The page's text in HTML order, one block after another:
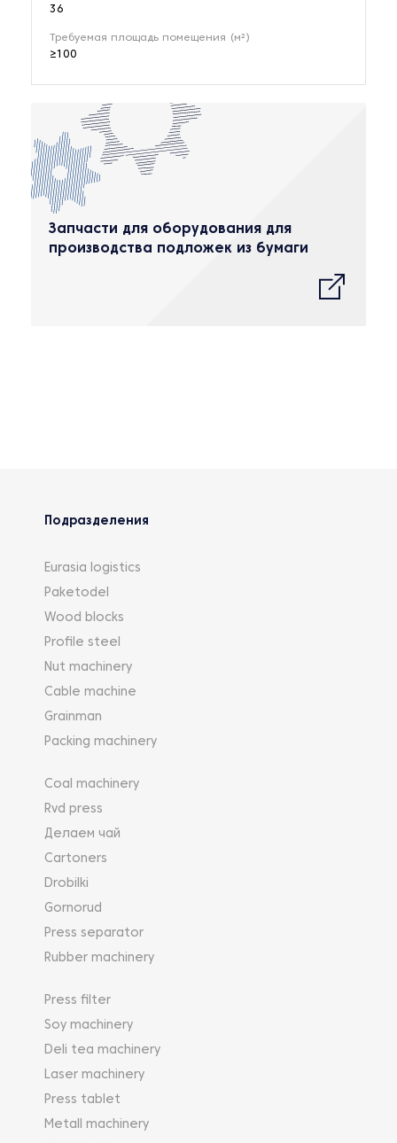
36
Требуемая площадь помещения (м²)
≥100
Запчасти для оборудования для
производства подложек из бумаги
Подразделения
Eurasia logistics
Paketodel
Wood blocks
Profile steel
Nut machinery
Cable machine
Grainman
Packing machinery
Coal machinery
Rvd press
Делаем чай
Cartoners
Drobilki
Gornorud
Press separator
Rubber machinery
Press filter
Soy machinery
Deli tea machinery
Laser machinery
Press tablet
Metall machinery